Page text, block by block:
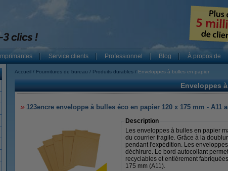
Imprimantes Service clients Professionnel Blog À propos de
Accueil Fournitures de bureau Produits durables Enveloppes à bulles en papier
Enveloppes
123encre enveloppe à bulles éco en papier 120 x 175 mm - A11
Description
Les enveloppes à bulles en papier
du courrier fragile. Grâce à la
pendant l'expédition. Les
déchirure. Le bord autocollant
recyclables et entièrement
175 mm (A11).